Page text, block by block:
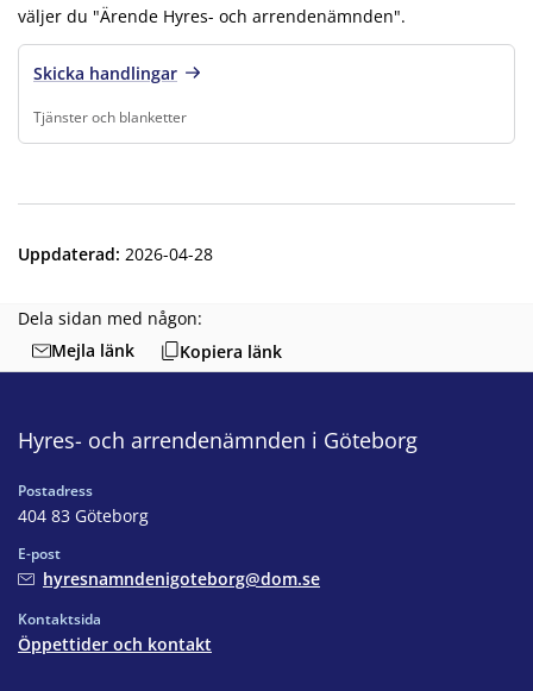
väljer du "Ärende Hyres- och arrendenämnden".
Skicka handlingar
Tjänster och blanketter
Finns under:Tjänster och blanketter.
Uppdaterad: 2026-04-28
Dela sidan med någon:
Mejla länk
Kopiera länk
Hyres- och arrendenämnden i Göteborg
Postadress
404 83 Göteborg
E-post
hyresnamndenigoteborg@dom.se
Kontaktsida
Öppettider och kontakt